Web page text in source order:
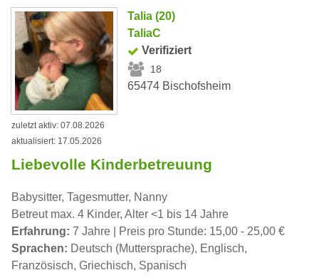
Talia (20)
TaliaC
Verifiziert
18
65474 Bischofsheim
zuletzt aktiv: 07.08.2026
aktualisiert: 17.05.2026
Liebevolle Kinderbetreuung
Babysitter, Tagesmutter, Nanny
Betreut max. 4 Kinder, Alter <1 bis 14 Jahre
Erfahrung: 7 Jahre | Preis pro Stunde: 15,00 - 25,00 €
Sprachen: Deutsch (Muttersprache), Englisch,
Französisch, Griechisch, Spanisch